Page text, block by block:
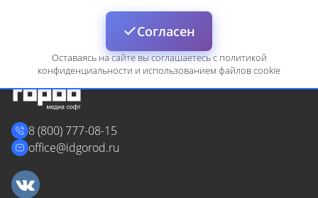
8 (800) 777-08-15
office@idgorod.ru
Оставаясь на сайте вы соглашаетесь с политикой
конфиденциальности и использованием файлов cookie
Согласен